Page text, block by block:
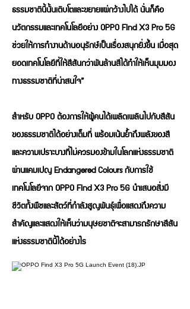
ธรรมชาตินี้นั้นเติบโตและขยายแผ่กว้างไปได้ นั่นก็คือ
นวัตกรรมและเทคโนโลยีอย่าง OPPO Find X3 Pro 5G
ช่วยให้การทำงานด้านอนุรักษ์เป็นเรื่องสนุกยิ่งขึ้น เมื่อสุด
ยอดเทคโนโลยีที่ให้สีสันกว่าพันล้านสีได้ทำให้เห็นมุมมอง
ทางธรรมชาติที่น่าสนใจ”
สำหรับ OPPO ต้องการให้ผู้คนได้เพลิดเพลินไปกับสีสัน
ของธรรมชาติได้อย่างเต็มที่ พร้อมเน้นย้ำถึงพลังของสี
และความเปราะบางที่ไม่ควรมองข้ามในโลกแห่งธรรมชาติ
ผ่านแคมเปญ Endangered Colours กับการใช้
เทคโนโลยีจาก OPPO Find X3 Pro 5G นำเสนอสิ่งมี
ชีวิตทั้งพืชและสัตว์ที่กำลังสูญพันธุ์เพื่อแสดงถึงความ
สำคัญและแสดงให้เห็นว่ามนุษยชาติจะสามารถรักษาสีสัน
แห่งธรรมชาตินี้ได้อย่างไร